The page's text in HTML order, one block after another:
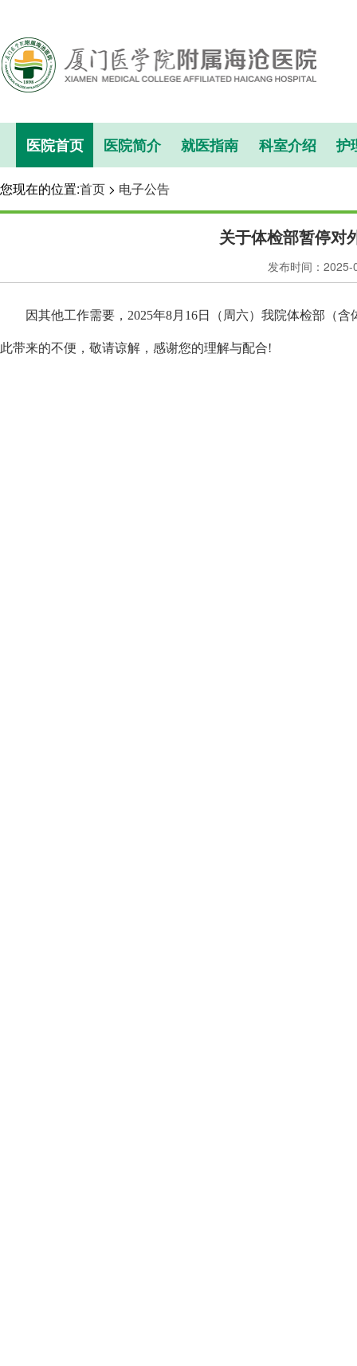
医院首页 医院简介 就医指南 科室介绍 护
您现在的位置:首页 > 电子公告
关于体检部暂停对
发布时间：
因其他工作需要， 2025年8月16日（周六）我院体检部（
此带来的不便，敬请谅解，感谢您的理解与配合!